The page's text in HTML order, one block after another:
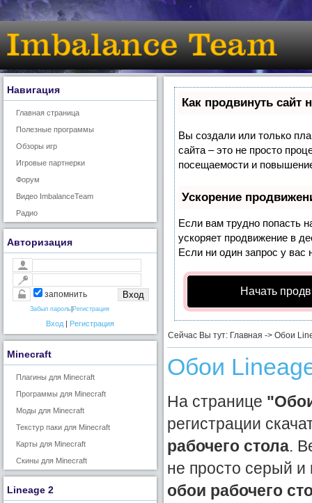
Навигация
Главная страница
Полезные программы
Обзоры игр
Игровые партнерки
Форум
Видео ImbalanceTeam
Радио
Авторизация
запомнить
Забыл пароль Регистрация
Вход | Регистрация
Minecraft
Плагины для Minecraft
Программы для Minecraft
Моды для Minecraft
Текстур паки для Minecraft
Карты для Minecraft
Скины для Minecraft
Lineage 2
Как продвинуть сайт
Вы создали или только
сайта – это не просто
посещаемости и
Ускорение
Если вам трудно попасть
ускоряет продвижение в
Если ни один запрос у вас
Начать
Сейчас Вы тут: Главная -> Обои
Обои
На странице
регистрации
рабочего стола.
не просто серый
обои рабочего